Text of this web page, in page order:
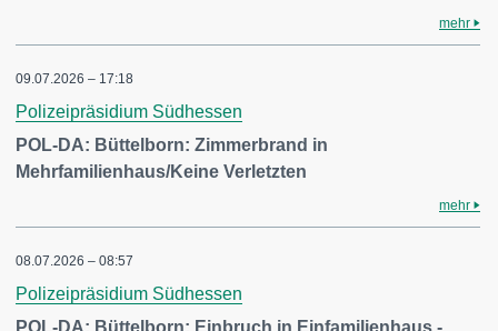
mehr
09.07.2026 – 17:18
Polizeipräsidium Südhessen
POL-DA: Büttelborn: Zimmerbrand in
Mehrfamilienhaus/Keine Verletzten
mehr
08.07.2026 – 08:57
Polizeipräsidium Südhessen
POL-DA: Büttelborn: Einbruch in Einfamilienhaus -